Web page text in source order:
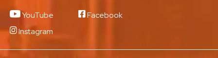
YouTube
Facebook
Instagram